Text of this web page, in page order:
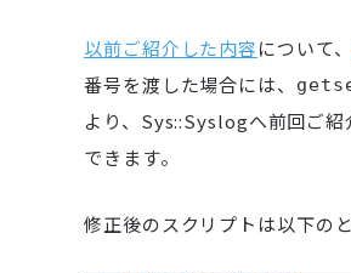
以前ご紹介した内容について、
番号を渡した場合には、
より、Sys::Syslogへ前回ご
できます。
修正後のスクリプトは以下のと